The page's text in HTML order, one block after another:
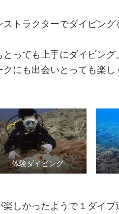
トラクターでダイビン
っても上手にダイビング。
にも出会いとっても楽し
体験ダイビング
しかったようで１ダイ